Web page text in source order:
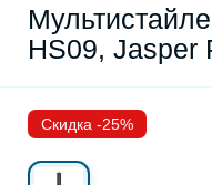
HS09, Jasper
Скидка -25%